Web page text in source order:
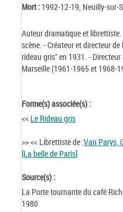
Mort : 1992-12-19, Neuilly-sur-
Auteur dramatique et
scène. - Créateur et directeur
rideau gris" en 1931. -
Marseille (1961-1965 et 1968-
Forme(s) associée(s) :
<< Le Rideau gris
>> << Librettiste de :Van Parys,
[La belle de Paris]
Source(s) :
La Porte tournante du café
1980